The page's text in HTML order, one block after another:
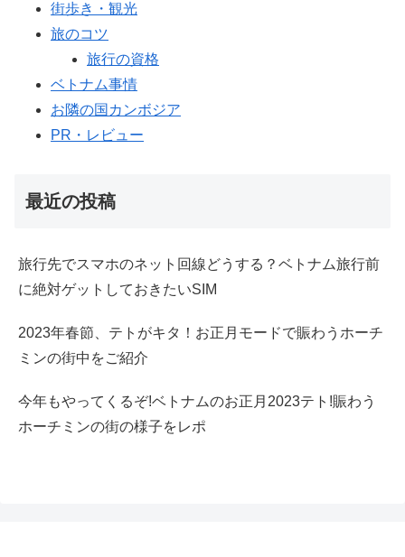
街歩き・観光
旅のコツ
旅行の資格
ベトナム事情
お隣の国カンボジア
PR・レビュー
最近の投稿
旅行先でスマホのネット回線どうする？ベトナム旅行前
に絶対ゲットしておきたいSIM
2023年春節、テトがキタ！お正月モードで賑わうホーチ
ミンの街中をご紹介
今年もやってくるぞ!ベトナムのお正月2023テト!賑わう
ホーチミンの街の様子をレポ